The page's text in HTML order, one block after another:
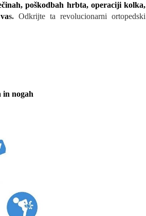
poškodbah hrbta, operaciji kolka,
s. Odkrijte ta revolucionarni ortopedski
in nogah